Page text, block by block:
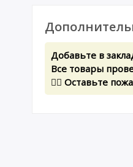
Добавьте в
Все товары
✍🏻 Оставьте